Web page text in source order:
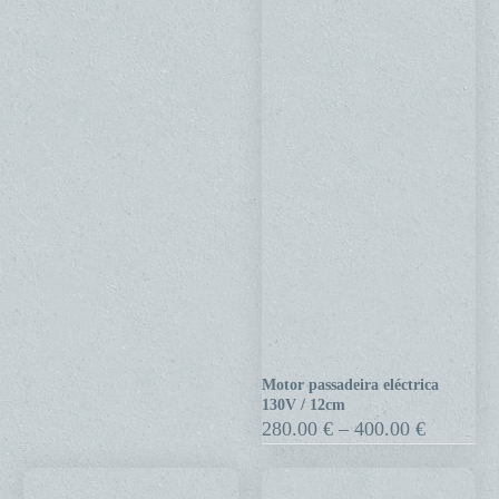
Motor
passadeira
eléctrica
130V
Motor passadeira eléctrica
130V / 12cm
280.00 € – 400.00 €Price
range: